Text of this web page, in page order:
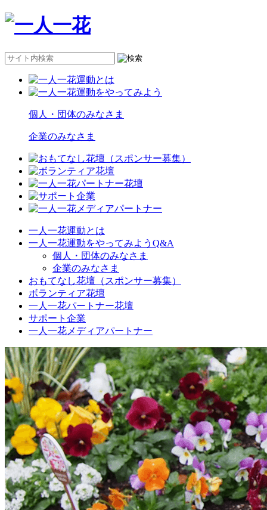
個人・団体のみなさま
企業のみなさま
一人一花運動とは
一人一花運動をやってみようQ&A
個人・団体のみなさま
企業のみなさま
おもてなし花壇（スポンサー募集）
ボランティア花壇
一人一花パートナー花壇
サポート企業
一人一花メディアパートナー